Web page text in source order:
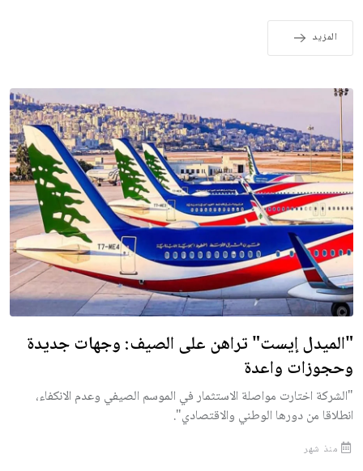
المزيد
"الميدل إيست" تراهن على الصيف: وجهات جديدة
وحجوزات واعدة
"الشركة اختارت مواصلة الاستثمار في الموسم الصيفي وعدم الانكفاء،
انطلاقا من دورها الوطني والاقتصادي".
منذ شهر